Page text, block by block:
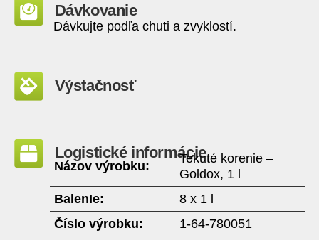
Dávkovanie
Dávkujte podľa chuti a zvyklostí.
Výstačnosť
Logistické informácie
Názov výrobku:
Tekuté korenie –
Goldox, 1 l
BalenIe:
8 x 1 l
Číslo výrobku:
1-64-780051